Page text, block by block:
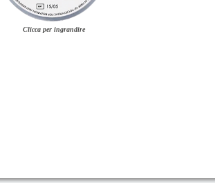
Clicca per ingrandire